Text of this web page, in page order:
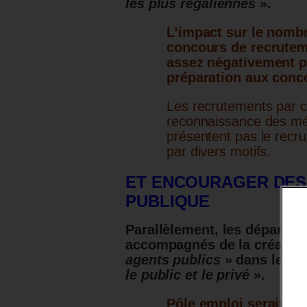
les plus régaliennes ».
L’impact sur le
concours de
assez négativement
préparation aux
Les recrutements par
reconnaissance des
présentent pas le
par divers motifs.
ET ENCOURAGER
PUBLIQUE
Parallèlement, les départs
accompagnés de la création
agents publics » dans le
le public et le privé ».
Pôle emploi serait